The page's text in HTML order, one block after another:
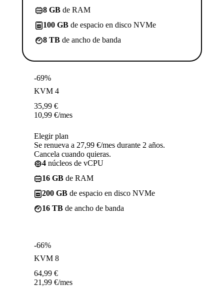
8 GB de RAM
100 GB de espacio en disco NVMe
8 TB de ancho de banda
-69%
KVM 4
35,99 €
10,99 €/mes
Elegir plan
Se renueva a 27,99 €/mes durante 2 años.
Cancela cuando quieras.
4 núcleos de vCPU
16 GB de RAM
200 GB de espacio en disco NVMe
16 TB de ancho de banda
-66%
KVM 8
64,99 €
21,99 €/mes